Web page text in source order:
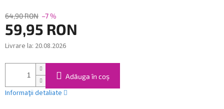
64,90 RON –7 %
59,95 RON
Evaluare
Livrare la: 20.08.2026
Adăuga în coş
Informaţii detaliate